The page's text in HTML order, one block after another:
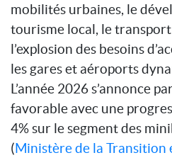
mobilités urbaines, le
tourisme local, le
l’explosion des besoins
les gares et aéroports
L’année 2026 s’annonce
favorable avec une
4% sur le segment des
(Ministère de la Transition